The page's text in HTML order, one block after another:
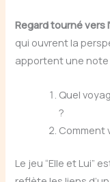
Regard tourné vers
qui ouvrent la
apportent une note
Quel
?
Comment
Le jeu “Elle et Lui”